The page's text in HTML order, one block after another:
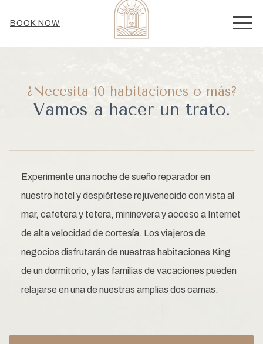
BOOK NOW
¿Necesita 10 habitaciones o más?
Vamos a hacer un trato.
Experimente una noche de sueño reparador en
nuestro hotel y despiértese rejuvenecido con vista al
mar, cafetera y tetera, mininevera y acceso a Internet
de alta velocidad de cortesía. Los viajeros de
negocios disfrutarán de nuestras habitaciones King
de un dormitorio, y las familias de vacaciones pueden
relajarse en una de nuestras amplias dos camas.